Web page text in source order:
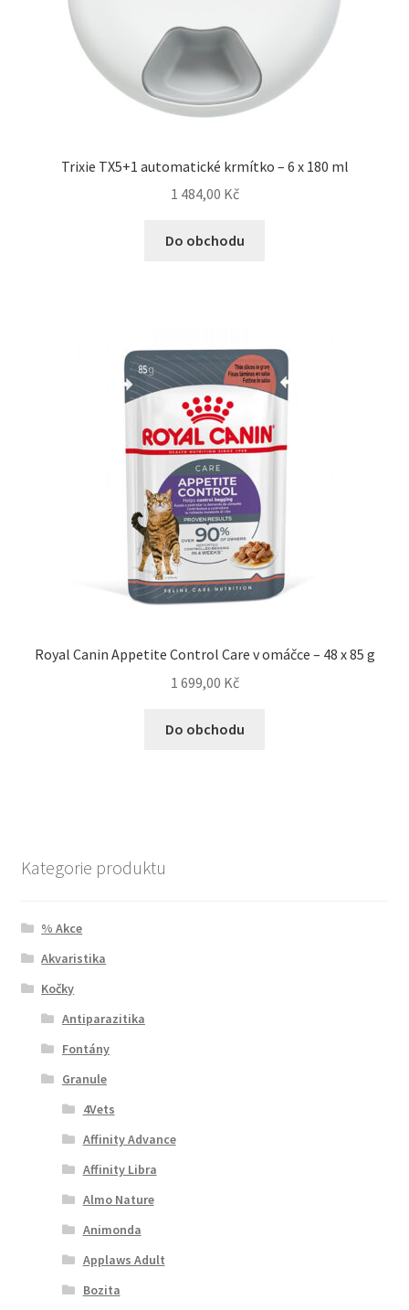
Trixie TX5+1 automatické krmítko – 6 x 180 ml
1 484,00 Kč
Do obchodu
Royal Canin Appetite Control Care v omáčce – 48 x 85 g
1 699,00 Kč
Do obchodu
Kategorie produktu
% Akce
Akvaristika
Kočky
Antiparazitika
Fontány
Granule
4Vets
Affinity Advance
Affinity Libra
Almo Nature
Animonda
Applaws Adult
Bozita